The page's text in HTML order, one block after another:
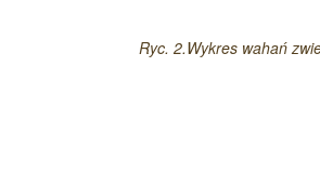
Ryc. 2.Wykres wahań